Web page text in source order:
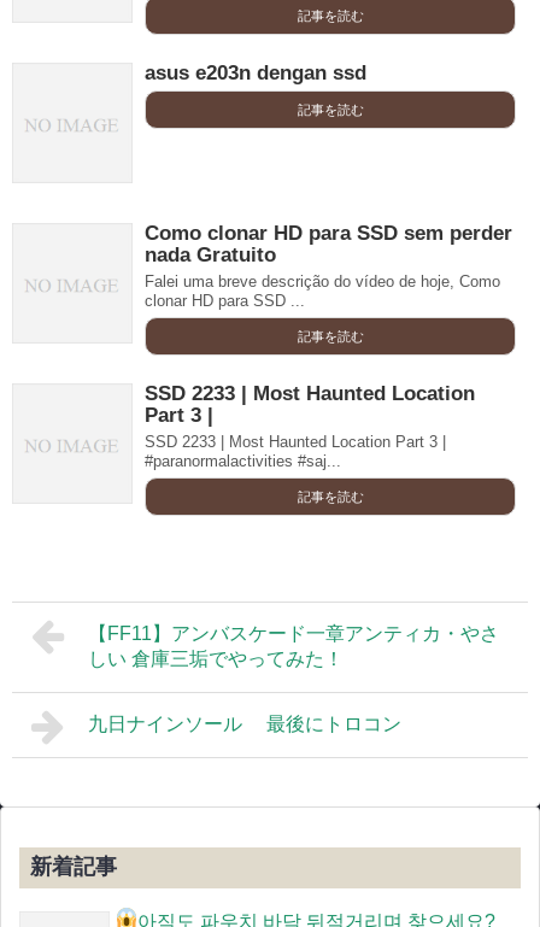
記事を読む
asus e203n dengan ssd
記事を読む
Como clonar HD para SSD sem perder
nada Gratuito
Falei uma breve descrição do vídeo de hoje, Como
clonar HD para SSD ...
記事を読む
SSD 2233 | Most Haunted Location
Part 3 |
SSD 2233 | Most Haunted Location Part 3 |
#paranormalactivities #saj...
記事を読む
【FF11】アンバスケード一章アンティカ・やさ
しい 倉庫三垢でやってみた！
九日ナインソール 最後にトロコン
新着記事
아직도 파우치 바닥 뒤적거리며 찾으세요?